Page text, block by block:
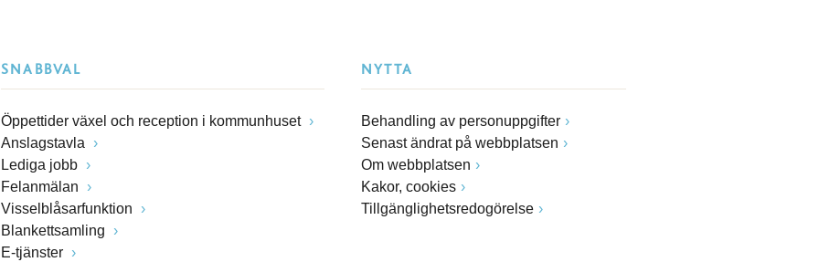
SNABBVAL
Öppettider växel och reception i kommunhuset
Anslagstavla
Lediga jobb
Felanmälan
Visselblåsarfunktion
Blankettsamling
E-tjänster
NYTTA
Behandling av personuppgifter
Senast ändrat på webbplatsen
Om webbplatsen
Kakor, cookies
Tillgänglighetsredogörelse